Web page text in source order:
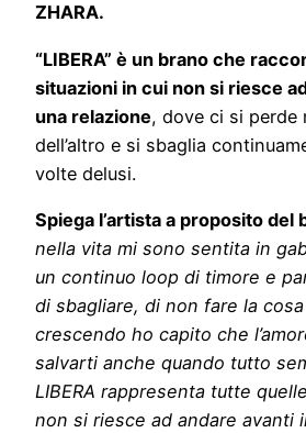
ZHARA.
“LIBERA” è un brano che
situazioni in cui non si riesce
una relazione, dove ci si perde
dell’altro e si sbaglia
volte delusi.
Spiega l’artista a proposito del
nella vita mi sono sentita in
un continuo loop di timore e
di sbagliare, di non fare la
crescendo ho capito che
salvarti anche quando tutto
LIBERA rappresenta tutte
non si riesce ad andare avanti